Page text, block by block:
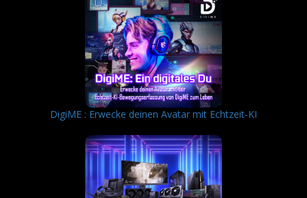
DigiME : Erwecke deinen Avatar mit Echtzeit-KI